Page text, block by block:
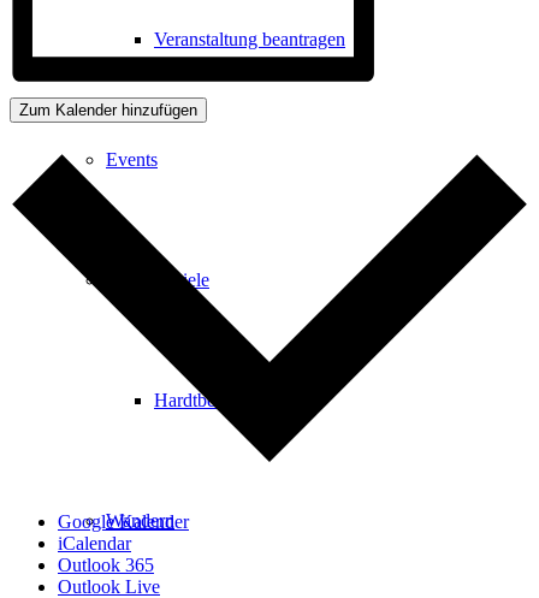
Veranstaltung beantragen
Events
Ausflugsziele
Hardtbergturm
Wandern
Zum Kalender hinzufügen
Google Kalender
iCalendar
Outlook 365
Outlook Live